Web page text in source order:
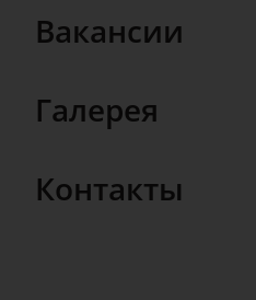
Вакансии
Галерея
Контакты